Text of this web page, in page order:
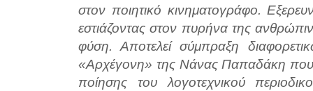
στον ποιητικό κινηματογράφο.
εστιάζοντας στον πυρήνα της
φύση. Αποτελεί σύμπραξη
«Αρχέγονη» της Νάνας Παπαδάκη
ποίησης του λογοτεχνικού